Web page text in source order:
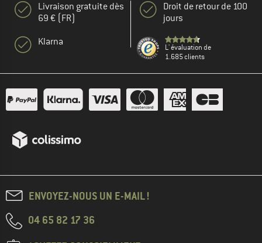
Livraison gratuite dès
69 € (FR)
Klarna
Droit de retour de 100
jours
L' évaluation de
1.685 clients
ENVOYEZ-NOUS UN E-MAIL !
04 65 82 17 36